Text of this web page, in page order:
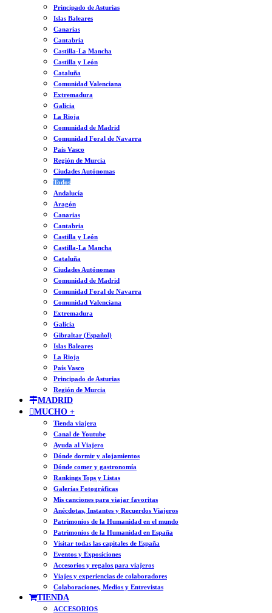
Principado de Asturias
Islas Baleares
Canarias
Cantabria
Castilla-La Mancha
Castilla y León
Cataluña
Comunidad Valenciana
Extremadura
Galicia
La Rioja
Comunidad de Madrid
Comunidad Foral de Navarra
País Vasco
Región de Murcia
Ciudades Autónomas
Todos
Andalucía
Aragón
Canarias
Cantabria
Castilla y León
Castilla-La Mancha
Cataluña
Ciudades Autónomas
Comunidad de Madrid
Comunidad Foral de Navarra
Comunidad Valenciana
Extremadura
Galicia
Gibraltar (Español)
Islas Baleares
La Rioja
País Vasco
Principado de Asturias
Región de Murcia
MADRID
MUCHO +
Tienda viajera
Canal de Youtube
Ayuda al Viajero
Dónde dormir y alojamientos
Dónde comer y gastronomía
Rankings Tops y Listas
Galerías Fotográficas
Mis canciones para viajar favoritas
Anécdotas, Instantes y Recuerdos Viajeros
Patrimonios de la Humanidad en el mundo
Patrimonios de la Humanidad en España
Visitar todas las capitales de España
Eventos y Exposiciones
Accesorios y regalos para viajeros
Viajes y experiencias de colaboradores
Colaboraciones, Medios y Entrevistas
TIENDA
ACCESORIOS